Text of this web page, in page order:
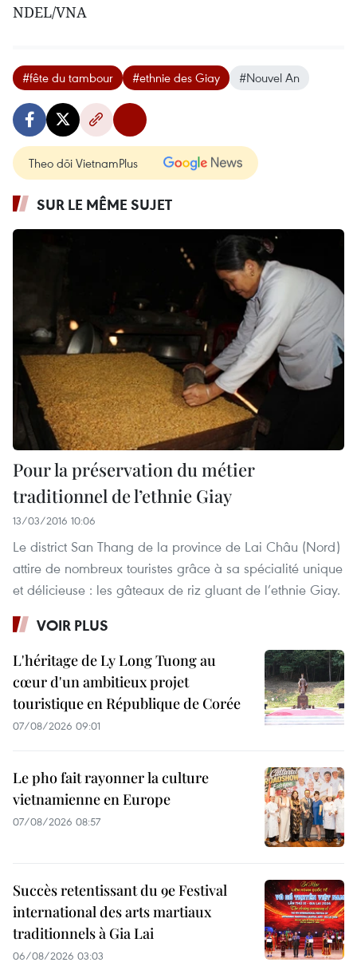
NDEL/VNA
#fête du tambour #ethnie des Giay #Nouvel An
Theo dõi VietnamPlus
SUR LE MÊME SUJET
Pour la préservation du métier
traditionnel de l’ethnie Giay
13/03/2016 10:06
Le district San Thang de la province de Lai Châu (Nord)
attire de nombreux touristes grâce à sa spécialité unique
et délicieuse : les gâteaux de riz gluant de l’ethnie Giay.
VOIR PLUS
L'héritage de Ly Long Tuong au
cœur d'un ambitieux projet
touristique en République de Corée
07/08/2026 09:01
Le pho fait rayonner la culture
vietnamienne en Europe
07/08/2026 08:57
Succès retentissant du 9e Festival
international des arts martiaux
traditionnels à Gia Lai
06/08/2026 03:03